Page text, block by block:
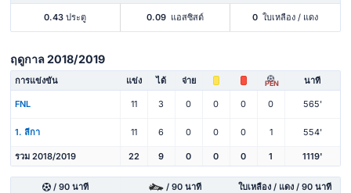
0.43 ประตู 0.09 แอสซิสต์ 0 ใบเหลือง / แดง
ฤดูกาล 2018/2019
การแข่งขัน แข่ง ได้ จ่าย PEN นาที
FNL 11 3 0 0 0 0 565'
1. ลีกา 11 6 0 0 0 1 554'
รวม 2018/2019 22 9 0 0 0 1 1119'
/ 90 นาที / 90 นาที ใบเหลือง / แดง / 90 นาที